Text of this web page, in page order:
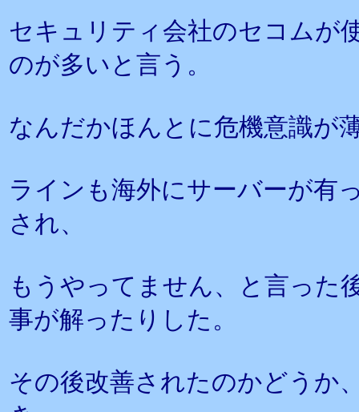
セキュリティ会社のセコムが
のが多いと言う。
なんだかほんとに危機意識が
ラインも海外にサーバーが有
され、
もうやってません、と言った
事が解ったりした。
その後改善されたのかどうか